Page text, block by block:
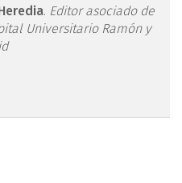
. Editor asociado de
Universitario Ramón y